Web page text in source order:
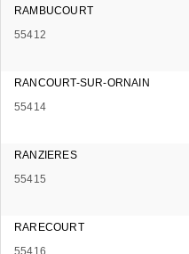
RAMBUCOURT
55412
RANCOURT-SUR-ORNAIN
55414
RANZIERES
55415
RARECOURT
55416